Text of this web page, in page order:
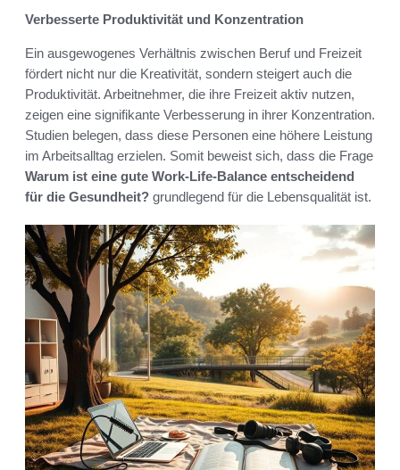
Verbesserte Produktivität und Konzentration
Ein ausgewogenes Verhältnis zwischen Beruf und Freizeit
fördert nicht nur die Kreativität, sondern steigert auch die
Produktivität. Arbeitnehmer, die ihre Freizeit aktiv nutzen,
zeigen eine signifikante Verbesserung in ihrer Konzentration.
Studien belegen, dass diese Personen eine höhere Leistung
im Arbeitsalltag erzielen. Somit beweist sich, dass die Frage
Warum ist eine gute Work-Life-Balance entscheidend
für die Gesundheit? grundlegend für die Lebensqualität ist.